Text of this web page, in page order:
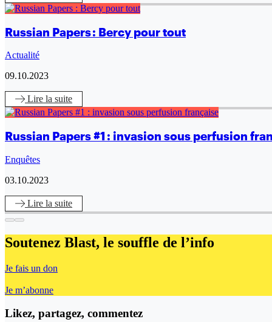
Russian Papers : Bercy pour tout
Actualité
09.10.2023
Lire la suite
Russian Papers #1 : invasion sous perfusion
Enquêtes
03.10.2023
Lire la suite
Soutenez Blast, le souffle de l’info
Je fais un don
Je m’abonne
Likez, partagez, commentez